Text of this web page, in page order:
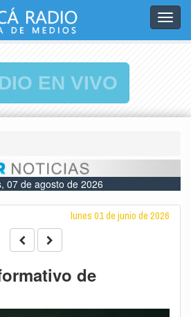
EN VIVO
07 de agosto de 2026
lunes 01 de junio de 2026
de